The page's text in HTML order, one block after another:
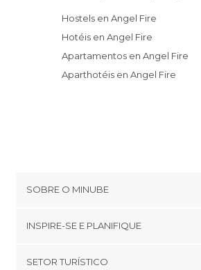
Hostels en Angel Fire
Hotéis en Angel Fire
Apartamentos en Angel Fire
Aparthotéis en Angel Fire
SOBRE O MINUBE
INSPIRE-SE E PLANIFIQUE
footer@item_discovertips_anchor
SETOR TURÍSTICO